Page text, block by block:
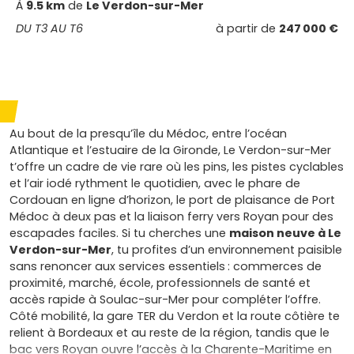
À 9.5 km de Le Verdon-sur-Mer
DU T3 AU T6
à partir de 247 000 €
Au bout de la presqu’île du Médoc, entre l’océan
Atlantique et l’estuaire de la Gironde, Le Verdon-sur-Mer
t’offre un cadre de vie rare où les pins, les pistes cyclables
et l’air iodé rythment le quotidien, avec le phare de
Cordouan en ligne d’horizon, le port de plaisance de Port
Médoc à deux pas et la liaison ferry vers Royan pour des
escapades faciles. Si tu cherches une maison neuve à Le
Verdon-sur-Mer, tu profites d’un environnement paisible
sans renoncer aux services essentiels : commerces de
proximité, marché, école, professionnels de santé et
accès rapide à Soulac-sur-Mer pour compléter l’offre.
Côté mobilité, la gare TER du Verdon et la route côtière te
relient à Bordeaux et au reste de la région, tandis que le
bac vers Royan ouvre l’accès à la Charente-Maritime en